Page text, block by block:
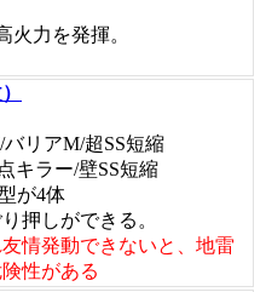
火力を発揮。
リアM/超SS短縮
キラー/壁SS短縮
が4体
押しができる。
情発動できないと、地雷
性がある